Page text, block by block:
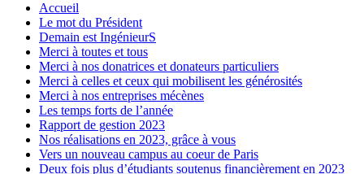
Accueil
Le mot du Président
Demain est IngénieurS
Merci à toutes et tous
Merci à nos donatrices et donateurs particuliers
Merci à celles et ceux qui mobilisent les générosités
Merci à nos entreprises mécènes
Les temps forts de l’année
Rapport de gestion 2023
Nos réalisations en 2023, grâce à vous
Vers un nouveau campus au coeur de Paris
Deux fois plus d’étudiants soutenus financièrement en 2023